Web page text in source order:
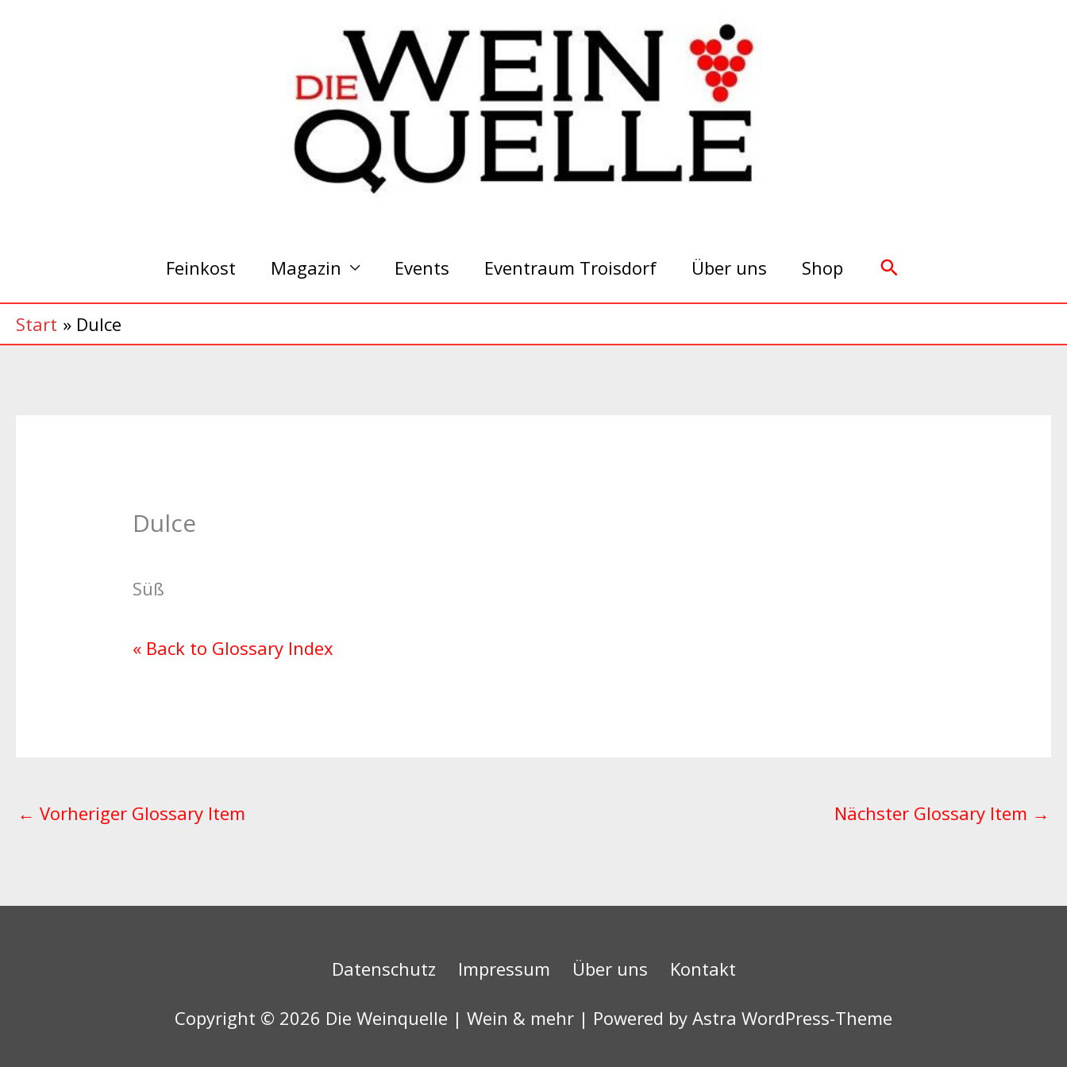
Feinkost Magazin Events Eventraum Troisdorf Über uns Shop Suchen
Start Dulce
Dulce
Süß
« Back to Glossary Index
← Vorheriger Glossary Item Nächster Glossary Item →
Datenschutz Impressum Über uns Kontakt
Copyright © 2026 Die Weinquelle | Wein & mehr | Powered by Astra WordPress-Theme